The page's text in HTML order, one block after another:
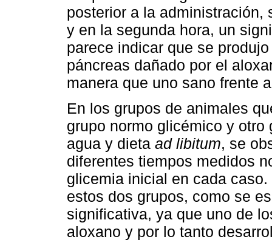
posterior a la administración,
y en la segunda hora, un
parece indicar que se
páncreas dañado por el
manera que uno sano frente
En los grupos de animales
grupo normo glicémico y
agua y dieta ad libitum, se
diferentes tiempos medidos
glicemia inicial en cada
estos dos grupos, como se
significativa, ya que uno de
aloxano y por lo tanto